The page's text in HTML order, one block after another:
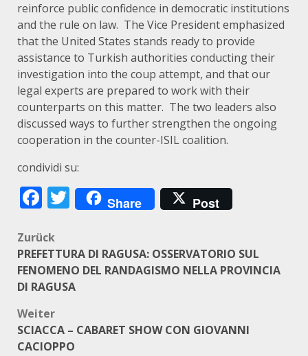
reinforce public confidence in democratic institutions
and the rule on law. The Vice President emphasized
that the United States stands ready to provide
assistance to Turkish authorities conducting their
investigation into the coup attempt, and that our
legal experts are prepared to work with their
counterparts on this matter. The two leaders also
discussed ways to further strengthen the ongoing
cooperation in the counter-ISIL coalition.
condividi su:
Facebook
Twitter
Share Post
Beitragsnavigation
Zurück
PREFETTURA DI RAGUSA: OSSERVATORIO SUL
FENOMENO DEL RANDAGISMO NELLA PROVINCIA
DI RAGUSA
Weiter
SCIACCA – CABARET SHOW CON GIOVANNI
CACIOPPO